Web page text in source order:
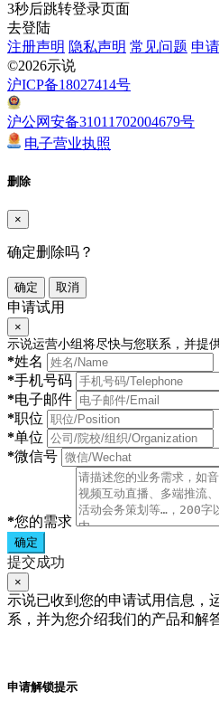
3秒后跳转登录页面
去登陆
注册声明 隐私声明 常见问题 申
©2026示说
沪ICP备18027414号
沪公网安备31011702004679号
电子营业执照
删除
×
确定删除吗？
确定 取消
申请试用
×
示说运营小组将尽快与您联系，并提
*姓名
*手机号码
*电子邮件
*职位
*单位
*微信号
*您的需求
确定
提交成功
×
示说已收到您的申请试用信息，
系，并为您介绍我们的产品和解
申请解锁提示